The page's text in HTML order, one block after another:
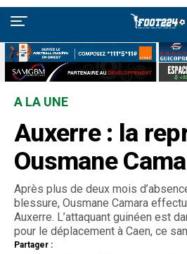
A LA UNE
Auxerre : la
Ousmane
Après plus de deux mois
blessure, Ousmane Camara
Auxerre. L’attaquant guinéen est
pour le déplacement à Caen, ce
Partager :